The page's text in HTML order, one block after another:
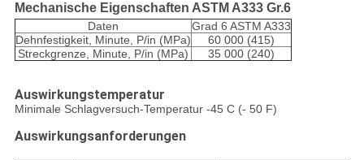
Mechanische Eigenschaften ASTM A333 Gr.6
Daten
Grad 6 ASTM A333
Dehnfestigkeit, Minute, P/in (MPa)
60 000 (415)
Streckgrenze, Minute, P/in (MPa)
35 000 (240)
Auswirkungstemperatur
Minimale Schlagversuch-Temperatur -45 C (- 50 F)
Auswirkungsanforderungen